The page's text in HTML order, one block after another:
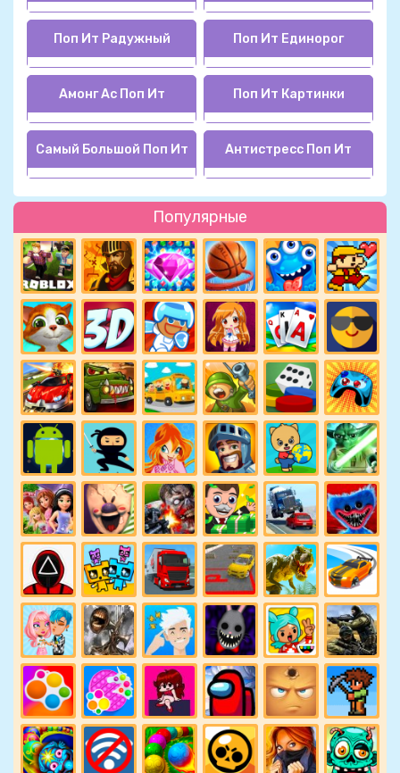
Популярные
Поп Ит Радужный Поп Ит Единорог
Амонг Ас Поп Ит Поп Ит Картинки
Самый Большой Поп Ит Антистресс Поп Ит